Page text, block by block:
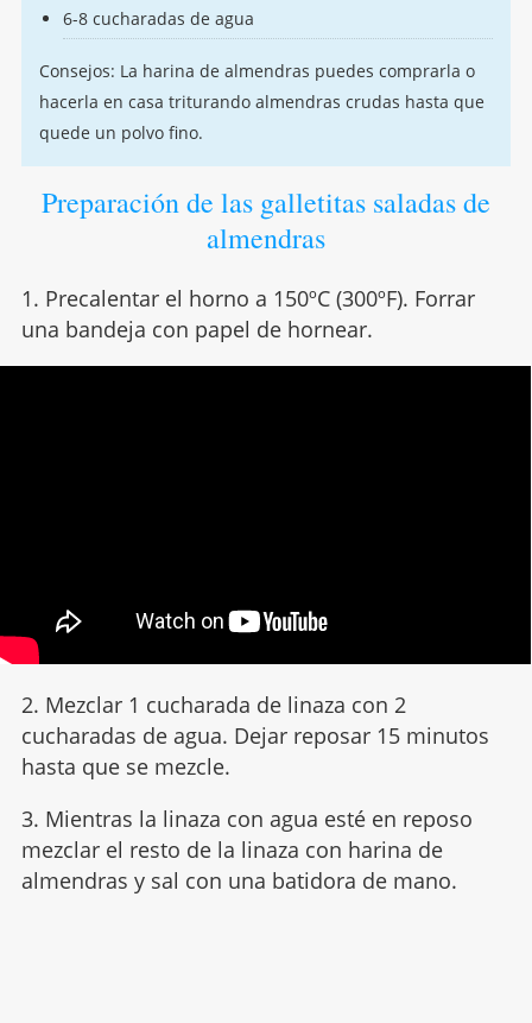
6-8 cucharadas de agua
Consejos: La harina de almendras puedes comprarla o
hacerla en casa triturando almendras crudas hasta que
quede un polvo fino.
Preparación de las galletitas saladas de
almendras
1. Precalentar el horno a 150ºC (300ºF). Forrar
una bandeja con papel de hornear.
2. Mezclar 1 cucharada de linaza con 2
cucharadas de agua. Dejar reposar 15 minutos
hasta que se mezcle.
3. Mientras la linaza con agua esté en reposo
mezclar el resto de la linaza con harina de
almendras y sal con una batidora de mano.